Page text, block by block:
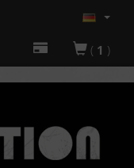
( 1 )